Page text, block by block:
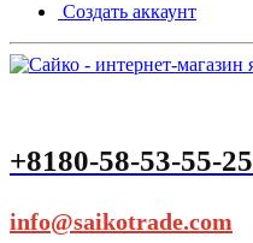
Создать аккаунт
+8180-58-53-55-25
info@saikotrade.com